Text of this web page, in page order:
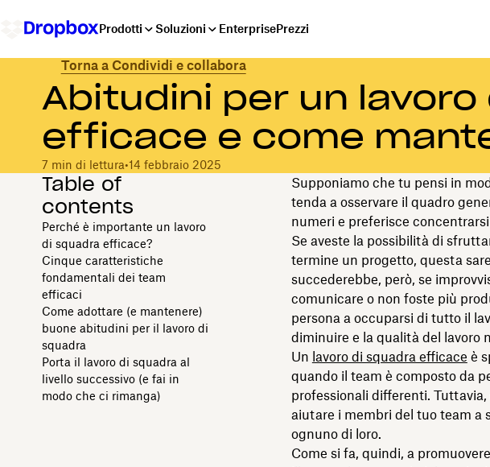
Prodotti Soluzioni EnterprisePrezzi
Torna a Condividi e collabora
Abitudini per un lavoro
efficace e come
7 min di lettura•14 febbraio 2025
Table of
contents
Perché è importante un lavoro
di squadra efficace?
Cinque caratteristiche
fondamentali dei team
efficaci
Come adottare (e mantenere)
buone abitudini per il lavoro di
squadra
Porta il lavoro di squadra al
livello successivo (e fai in
modo che ci rimanga)
Supponiamo che tu pensi in
tenda a osservare il quadro
numeri e preferisce
Se aveste la possibilità di
termine un progetto, questa
succederebbe, però, se
comunicare o non foste più
persona a occuparsi di tutto il
diminuire e la qualità del lavoro
Un lavoro di squadra efficace è
quando il team è composto da
professionali differenti. Tuttavia,
aiutare i membri del tuo team a
ognuno di loro.
Come si fa, quindi, a